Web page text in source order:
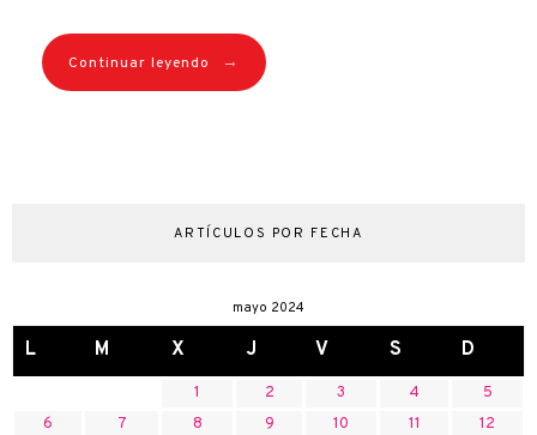
Continuar leyendo →
ARTÍCULOS POR FECHA
mayo 2024
L M X J V S D
1 2 3 4
5
6
7 8 9 10 11
12